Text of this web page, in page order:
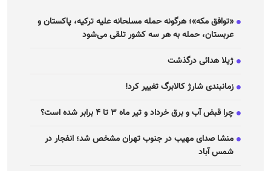
«توافق مکه»؛ هرگونه حمله مسلحانه علیه ترکیه، پاکستان و
عربستان، حمله به هر سه کشور تلقی می‌شود
ژیلا هدائی درگذشت
زمانبندی شارژ کالابرگ تغییر کرد!
چرا قبض آب و برق خرداد و تیر ماه ۳ تا ۴ برابر شده است؟
منشا صدای مهیب در جنوب تهران مشخص شد؛ انفجار در
شمس آباد